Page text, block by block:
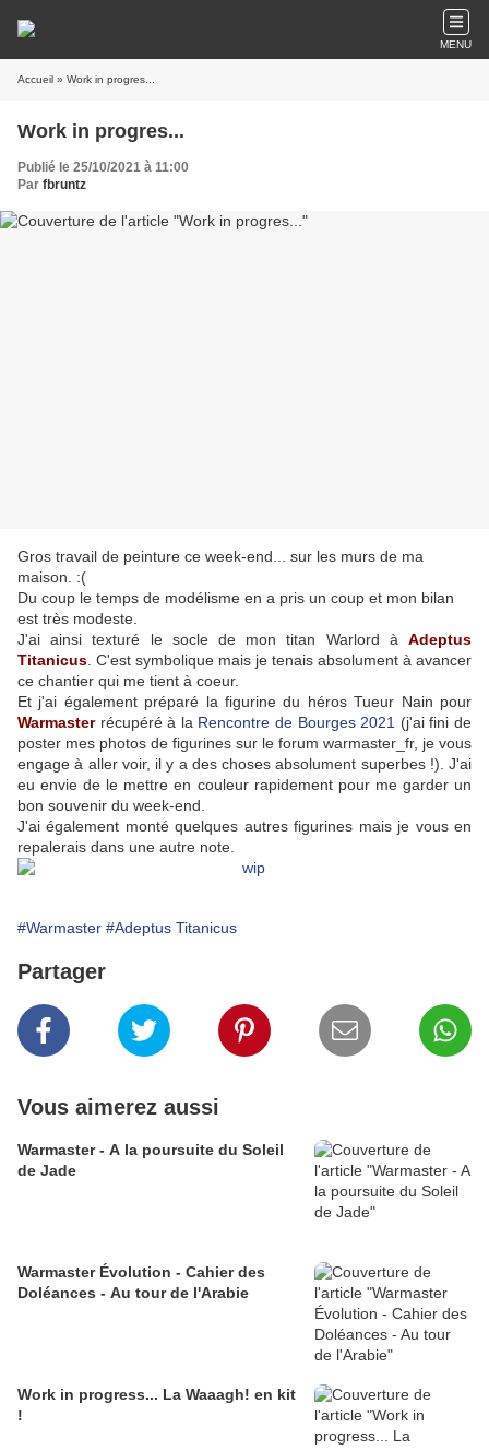
MENU
Accueil » Work in progres...
Work in progres...
Publié le 25/10/2021 à 11:00
Par fbruntz
Gros travail de peinture ce week-end... sur les murs de ma
maison. :(
Du coup le temps de modélisme en a pris un coup et mon bilan
est très modeste.
J'ai ainsi texturé le socle de mon titan Warlord à Adeptus
Titanicus . C'est symbolique mais je tenais absolument à avancer
ce chantier qui me tient à coeur.
Et j'ai également préparé la figurine du héros Tueur Nain pour
Warmasterrécupéré à la Rencontre de Bourges 2021 (j'ai fini de
poster mes photos de figurines sur le forum warmaster_fr, je vous
engage à aller voir, il y a des choses absolument superbes !). J'ai
eu envie de le mettre en couleur rapidement pour me garder un
bon souvenir du week-end.
J'ai également monté quelques autres figurines mais je vous en
repalerais dans une autre note.
#Warmaster #Adeptus Titanicus
Partager
Vous aimerez aussi
Warmaster - A la poursuite du Soleil
de Jade
Warmaster Évolution - Cahier des
Doléances - Au tour de l'Arabie
Work in progress... La Waaagh! en kit
!